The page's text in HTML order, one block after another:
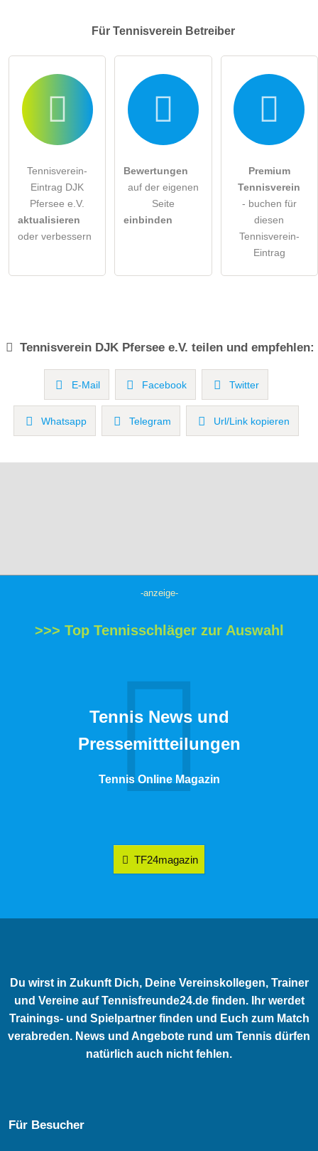
Für Tennisverein Betreiber
Tennisverein-
Eintrag DJK
Pfersee e.V.
aktualisieren
oder verbessern
Bewertungen
auf der eigenen
Seite
einbinden
Premium
Tennisverein
- buchen für
diesen
Tennisverein-
Eintrag
Tennisverein DJK Pfersee e.V. teilen und empfehlen:
E-Mail Facebook Twitter
Whatsapp Telegram Url/Link kopieren
-anzeige-
>>> Top Tennisschläger zur Auswahl
Tennis News und
Pressemittteilungen
Tennis Online Magazin
TF24magazin
Du wirst in Zukunft Dich, Deine Vereinskollegen, Trainer
und Vereine auf Tennisfreunde24.de finden. Ihr werdet
Trainings- und Spielpartner finden und Euch zum Match
verabreden. News und Angebote rund um Tennis dürfen
natürlich auch nicht fehlen.
Für Besucher